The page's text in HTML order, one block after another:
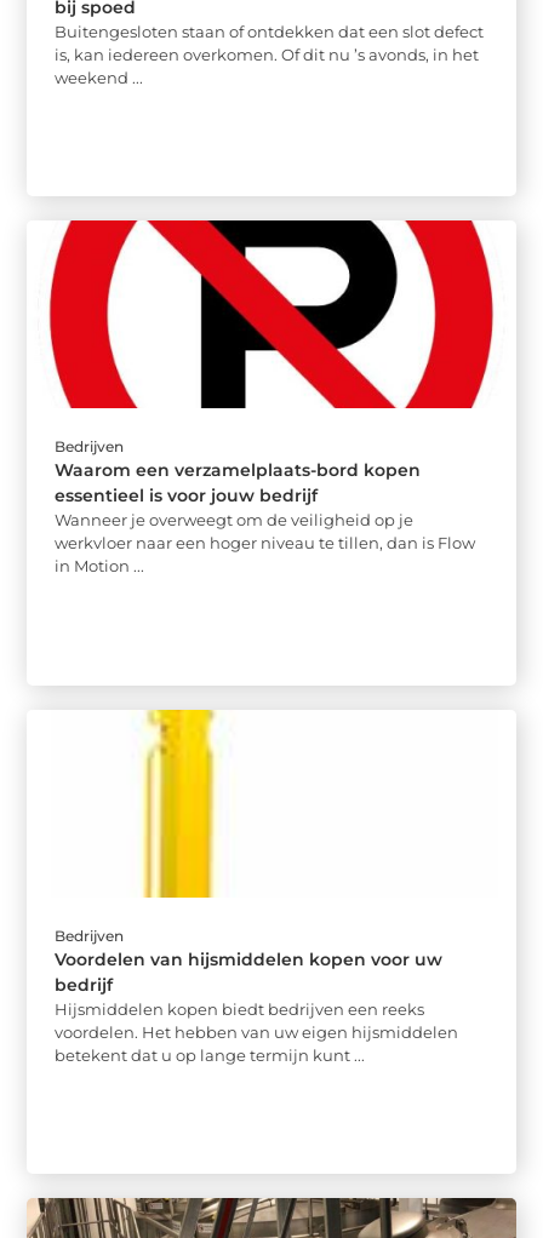
bij spoed
Buitengesloten staan of ontdekken dat een slot defect
is, kan iedereen overkomen. Of dit nu ’s avonds, in het
weekend ...
Bedrijven
Waarom een verzamelplaats-bord kopen
essentieel is voor jouw bedrijf
Wanneer je overweegt om de veiligheid op je
werkvloer naar een hoger niveau te tillen, dan is Flow
in Motion ...
Bedrijven
Voordelen van hijsmiddelen kopen voor uw
bedrijf
Hijsmiddelen kopen biedt bedrijven een reeks
voordelen. Het hebben van uw eigen hijsmiddelen
betekent dat u op lange termijn kunt ...